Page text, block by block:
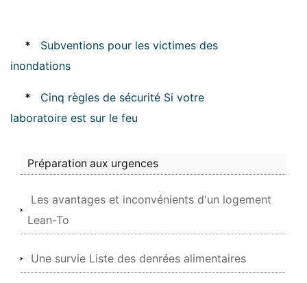
*
Subventions pour les victimes des
inondations
*
Cinq règles de sécurité Si votre
laboratoire est sur le feu
Préparation aux urgences
Les avantages et inconvénients d'un logement
Lean-To
Une survie Liste des denrées alimentaires